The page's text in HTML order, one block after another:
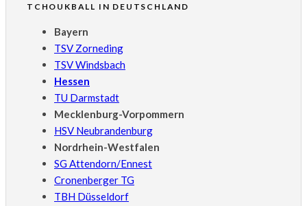
TCHOUKBALL IN DEUTSCHLAND
Bayern
TSV Zorneding
TSV Windsbach
Hessen
TU Darmstadt
Mecklenburg-Vorpommern
HSV Neubrandenburg
Nordrhein-Westfalen
SG Attendorn/Ennest
Cronenberger TG
TBH Düsseldorf